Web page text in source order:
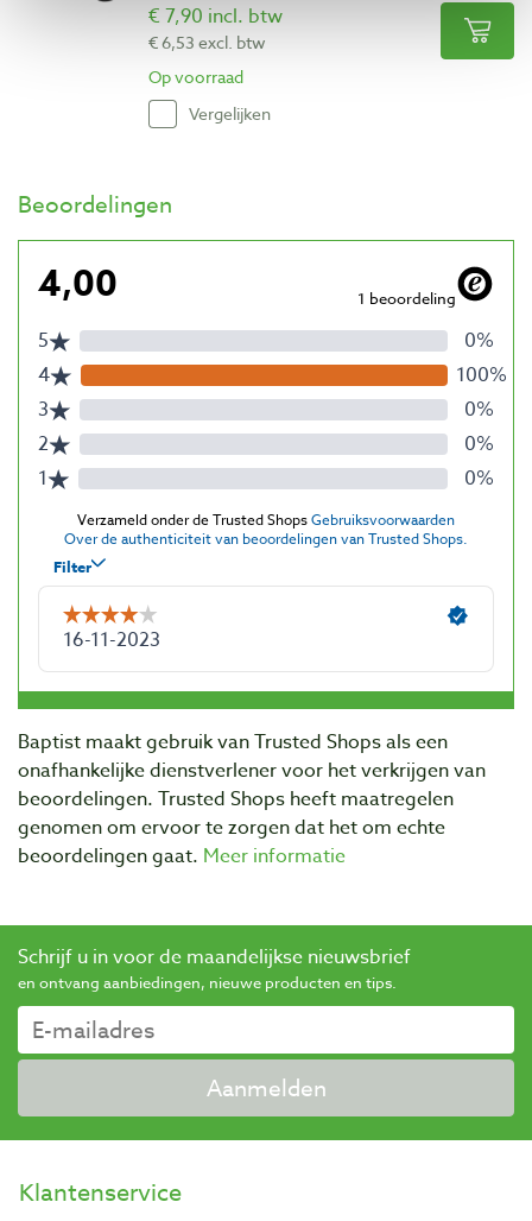
€ 7,90 incl. btw
€ 6,53 excl. btw
Op voorraad
Vergelijken
Beoordelingen
Baptist maakt gebruik van Trusted Shops als een
onafhankelijke dienstverlener voor het verkrijgen van
beoordelingen. Trusted Shops heeft maatregelen
genomen om ervoor te zorgen dat het om echte
beoordelingen gaat. Meer informatie
Schrijf u in voor de maandelijkse nieuwsbrief
en ontvang aanbiedingen, nieuwe producten en tips.
Aanmelden
Klantenservice